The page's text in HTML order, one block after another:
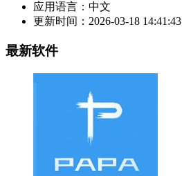
应用语言： 中文
更新时间： 2026-03-18 14:41:43
最新软件